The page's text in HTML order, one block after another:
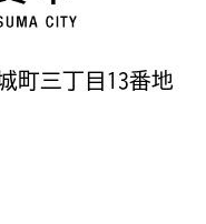
町三丁目13番地